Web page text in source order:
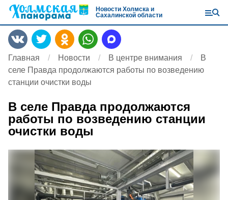
Новости Холмска и
Сахалинской области
Главная Новости В центре внимания
В
селе Правда продолжаются работы по возведению
станции очистки воды
В селе Правда продолжаются
работы по возведению станции
очистки воды